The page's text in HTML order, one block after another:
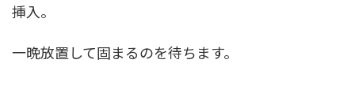
挿入。
一晩放置して固まるのを待ちます。